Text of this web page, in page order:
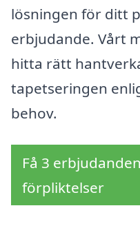
lösningen för ditt
erbjudande. Vårt
hitta rätt
tapetseringen
behov.
Få 3
förpliktelser